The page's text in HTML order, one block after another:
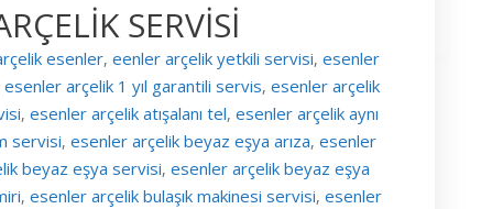
SERVİSİ
esenler, eenler arçelik yetkili servisi, esenler
esenler arçelik 1 yıl garantili servis,esenler arçelik
,esenler arçelik atışalanı tel,esenler arçelik aynı
servisi,esenler arçelik beyaz eşya arıza,esenler
beyaz eşya servisi,esenler arçelik beyaz eşya
, esenler arçelik bulaşık makinesi servisi, esenler